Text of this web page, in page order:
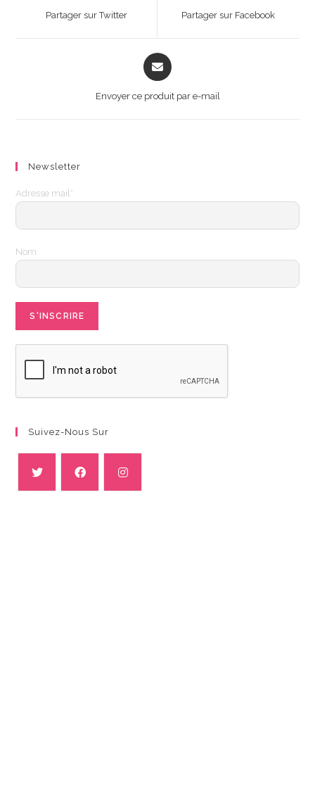
new
Partager sur Twitter Partager sur Facebook
Opens
in
new
Envoyer ce produit par e-mail
Newsletter
Adresse mail*
Nom
Suivez-Nous Sur